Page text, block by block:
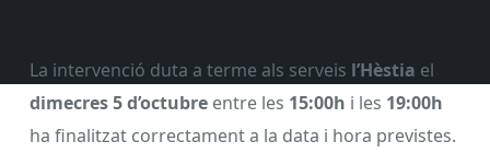
La intervenció duta a terme als serveis l’Hèstia el
dimecres 5 d’octubre entre les 15:00h i les 19:00h
ha finalitzat correctament a la data i hora previstes.